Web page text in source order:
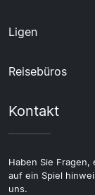
Ligen
Reisebüros
Kontakt
Haben Sie
auf ein Spiel
uns.